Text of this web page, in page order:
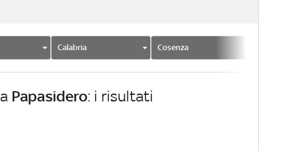
Calabria Cosenza
Papasidero: i risultati